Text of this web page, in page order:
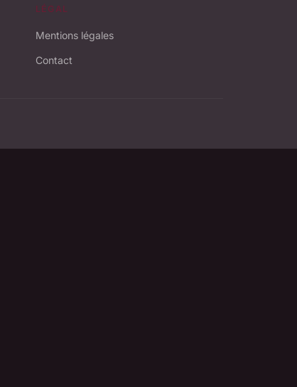
LÉGAL
Mentions légales
Contact